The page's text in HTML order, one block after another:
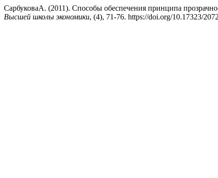
СарбуковаА. (2011). Способы обеспечения принципа
Высшей школы экономики, (4), 71-76. https://doi.org/10.17323/